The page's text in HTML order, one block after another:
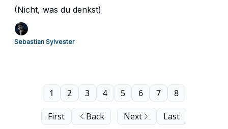
(Nicht, was du denkst)
Sebastian Sylvester
First Back
1 2 3 4 5 6 7 8
Next Last